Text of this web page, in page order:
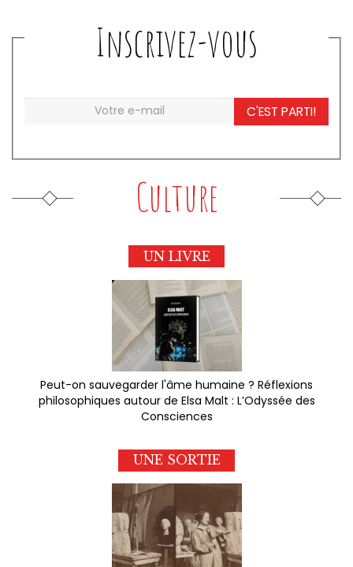
Inscrivez-vous
C'EST PARTI!
Culture
UN LIVRE
Peut-on sauvegarder l'âme humaine ? Réflexions
philosophiques autour de Elsa Malt : L’Odyssée des
Consciences
UNE SORTIE